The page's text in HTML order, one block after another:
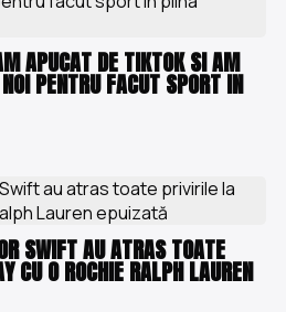
APUCAT DE TIKTOK SI AM
PENTRU FACUT SPORT IN
SWIFT AU ATRAS TOATE
CU O ROCHIE RALPH LAUREN